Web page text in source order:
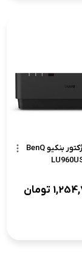
ویدئو پروژکتور بنکیو BenQ
تومان